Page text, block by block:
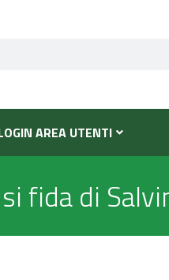
AREA UTENTI
fida di